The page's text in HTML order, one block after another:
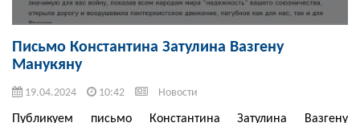
Письмо Константина Затулина Вазгену
Манукяну
19.04.2024 10:42 Новости
Публикуем письмо Константина Затулина Вазгену